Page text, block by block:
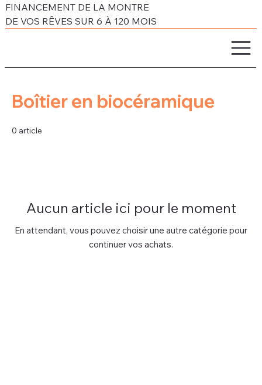
FINANCEMENT DE LA MONTRE
DE VOS RÊVES SUR 6 À 120 MOIS
Boîtier en biocéramique
0 article
Aucun article ici pour le moment
En attendant, vous pouvez choisir une autre catégorie pour
continuer vos achats.